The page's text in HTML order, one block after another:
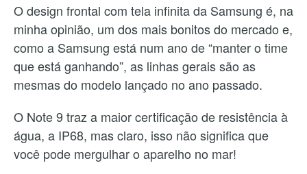
O design frontal com tela infinita da Samsung é, na
minha opinião, um dos mais bonitos do mercado e,
como a Samsung está num ano de “manter o time
que está ganhando”, as linhas gerais são as
mesmas do modelo lançado no ano passado.
O Note 9 traz a maior certificação de resistência à
água, a IP68, mas claro, isso não significa que
você pode mergulhar o aparelho no mar!